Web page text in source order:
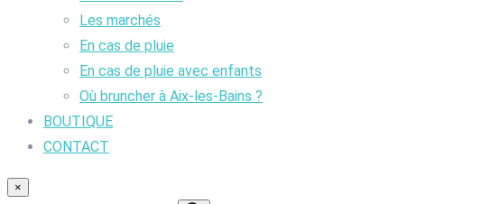
Les marchés
En cas de pluie
En cas de pluie avec enfants
Où bruncher à Aix-les-Bains ?
BOUTIQUE
CONTACT
×